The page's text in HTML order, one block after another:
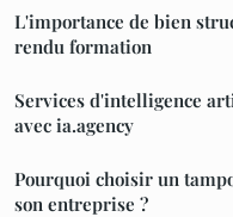
L'importance de bien
rendu formation
Services d'intelligence
avec ia.agency
Pourquoi choisir un
son entreprise ?